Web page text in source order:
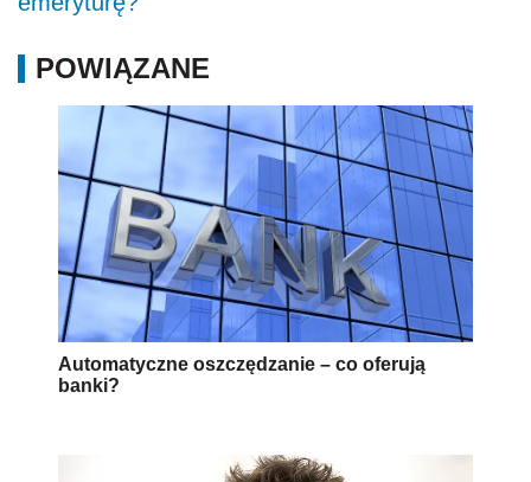
POWIĄZANE
Automatyczne oszczędzanie – co oferują
banki?